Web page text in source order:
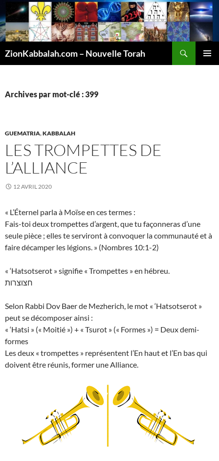
ZionKabbalah.com – Nouvelle Torah
Archives par mot-clé : 399
GUEMATRIA,KABBALAH
LES TROMPETTES DE
L’ALLIANCE
12 AVRIL 2020
« L’Éternel parla à Moïse en ces termes :
Fais-toi deux trompettes d’argent, que tu façonneras d’une
seule pièce ; elles te serviront à convoquer la communauté et à
faire décamper les légions. » (Nombres 10:1-2)
« ‘Hatsotserot » signifie « Trompettes » en hébreu.
חצוצרות
Selon Rabbi Dov Baer de Mezherich, le mot « ‘Hatsotserot »
peut se décomposer ainsi :
« ‘Hatsi » (« Moitié ») + « Tsurot » (« Formes ») = Deux demi-
formes
Les deux « trompettes » représentent l’En haut et l’En bas qui
doivent être réunis, former une Alliance.